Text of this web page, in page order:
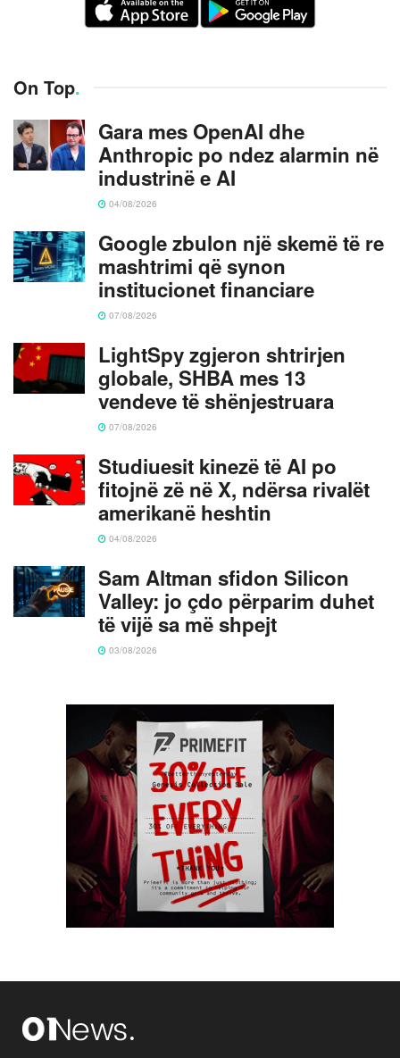
On Top.
Gara mes OpenAI dhe
Anthropic po ndez alarmin në
industrinë e AI
04/08/2026
Google zbulon një skemë të re
mashtrimi që synon
institucionet financiare
07/08/2026
LightSpy zgjeron shtrirjen
globale, SHBA mes 13
vendeve të shënjestruara
07/08/2026
Studiuesit kinezë të AI po
fitojnë zë në X, ndërsa rivalët
amerikanë heshtin
04/08/2026
Sam Altman sfidon Silicon
Valley: jo çdo përparim duhet
të vijë sa më shpejt
03/08/2026